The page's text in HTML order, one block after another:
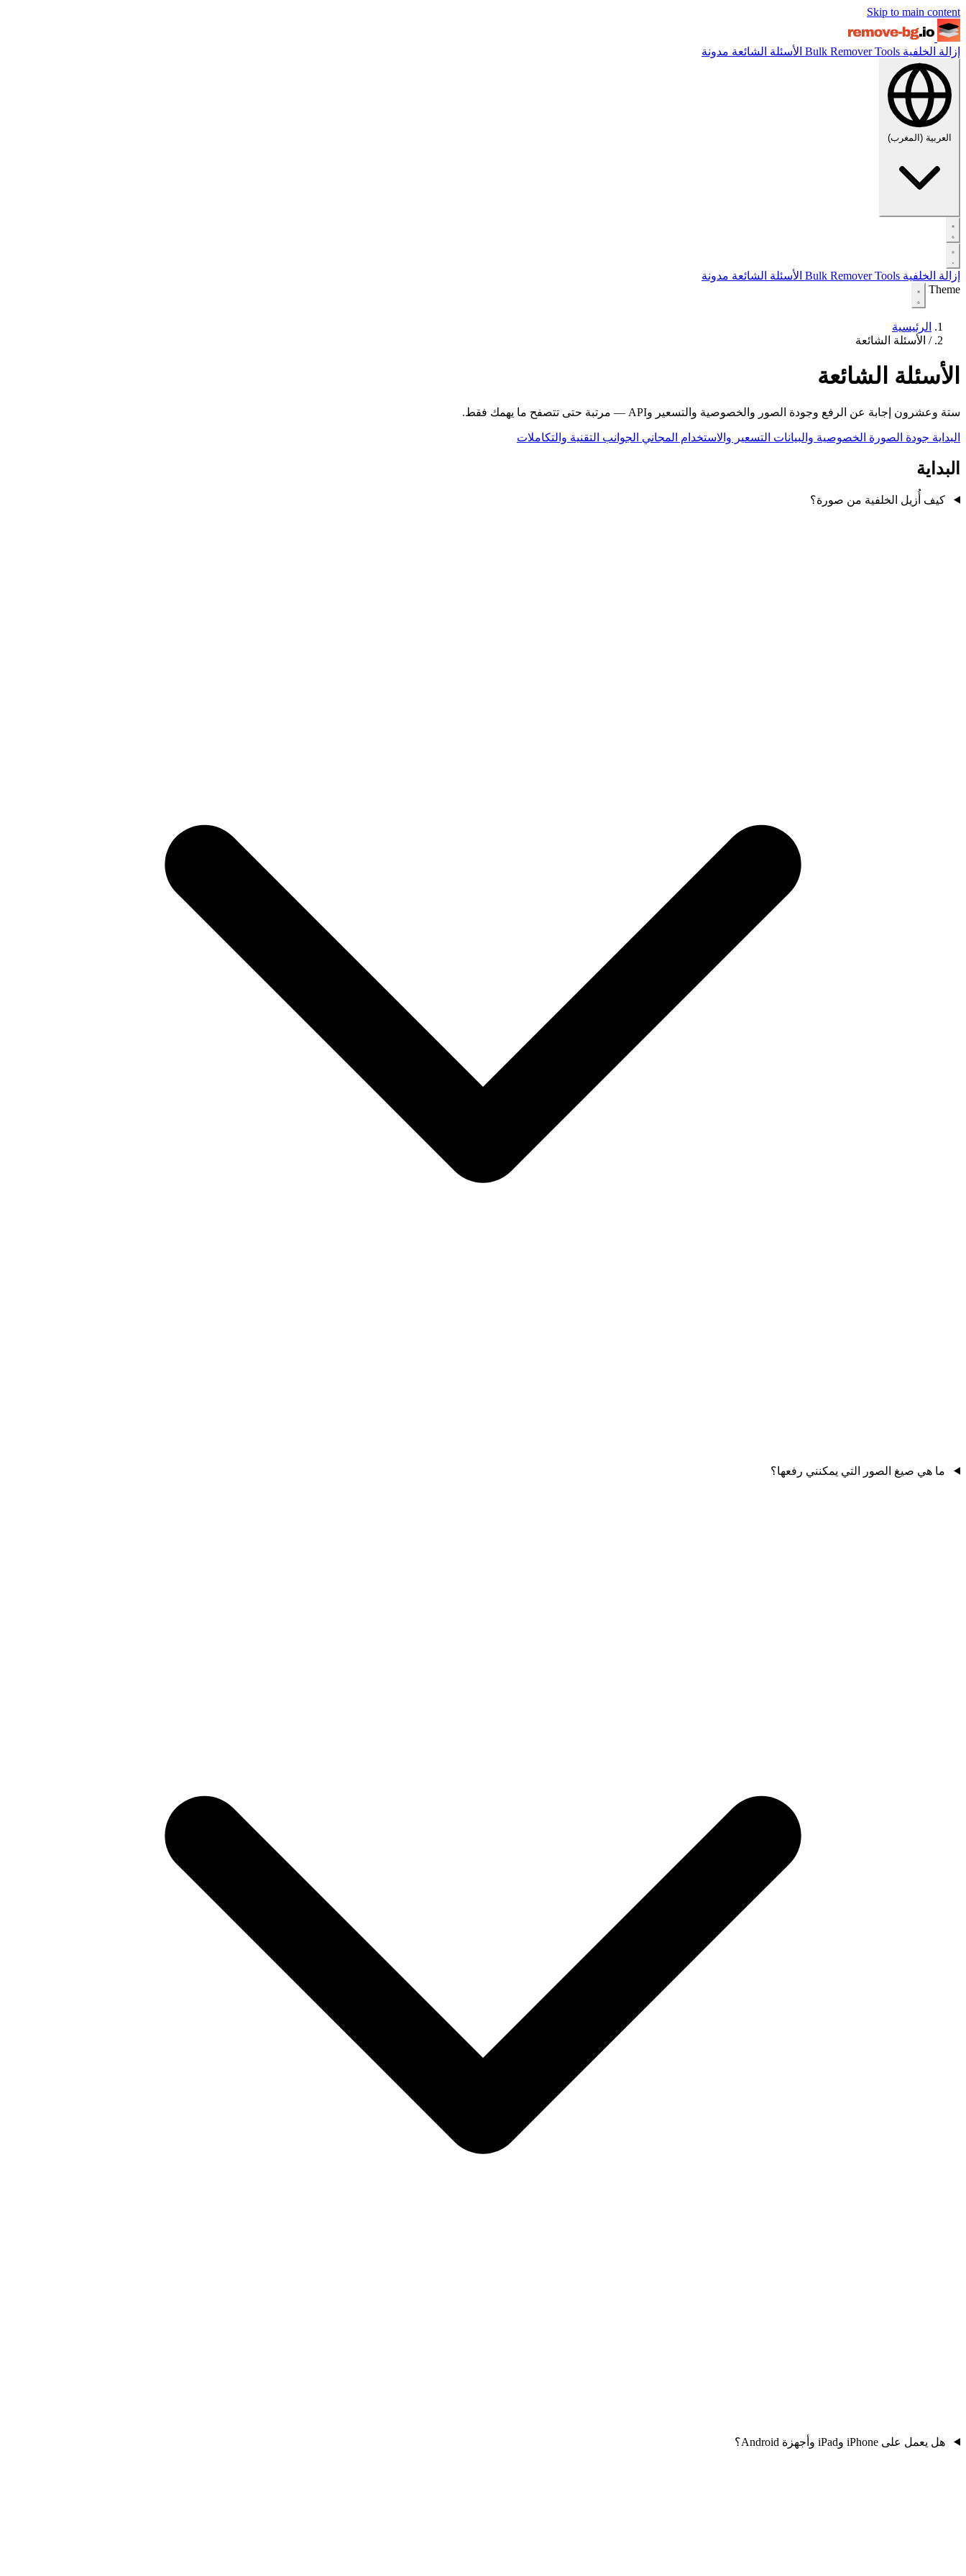
Skip to main content
إزالة الخلفية Bulk RemoverTools الأسئلة الشائعة مدونة
العربية (المغرب)
إزالة الخلفية Bulk RemoverTools الأسئلة الشائعة مدونة
Theme
الرئيسية
/ الأسئلة الشائعة
الأسئلة الشائعة
ستة وعشرون إجابة عن الرفع وجودة الصور والخصوصية والتسعير وAPI — مرتبة حتى تتصفح ما يهمك فقط.
البداية جودة الصورة الخصوصية والبيانات التسعير والاستخدام المجاني الجوانب التقنية والتكاملات
البداية
كيف أُزيل الخلفية من صورة؟
ما هي صيغ الصور التي يمكنني رفعها؟
هل يعمل على iPhone وiPad وأجهزة Android؟